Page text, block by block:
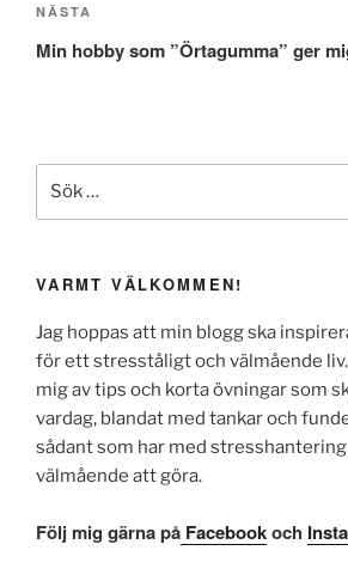
Nästa
inlägg
NÄSTA
Min hobby som ”Örtagumma” ger
Sök
efter:
VARMT VÄLKOMMEN!
Jag hoppas att min blogg ska
för ett stresståligt och välmående
mig av tips och korta övningar som
vardag, blandat med tankar och
sådant som har med
välmående att göra.
Följ mig gärna på Facebookoch